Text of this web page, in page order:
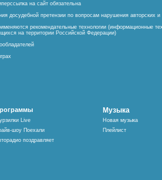
на сайт обязательна
досудебной претензии по вопросам нарушения авторских
рекомендательные технологии (информационные
на территории Российской Федерации)
Live
шоу Поехали
поздравляет
Музыка
Новая музыка
Плейлист